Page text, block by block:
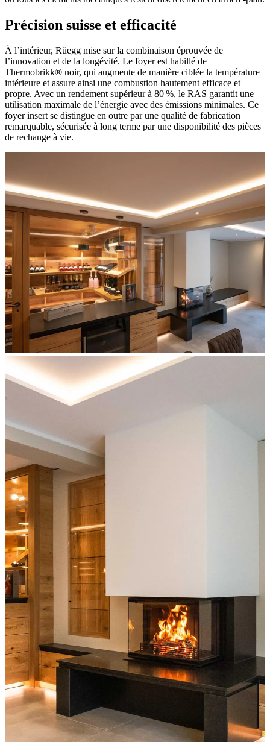
Précision suisse et efficacité
À l’intérieur, Rüegg mise sur la combinaison éprouvée de
l’innovation et de la longévité. Le foyer est habillé de
Thermobrikk® noir, qui augmente de manière ciblée la température
intérieure et assure ainsi une combustion hautement efficace et
propre. Avec un rendement supérieur à 80 %, le RAS garantit une
utilisation maximale de l’énergie avec des émissions minimales. Ce
foyer insert se distingue en outre par une qualité de fabrication
remarquable, sécurisée à long terme par une disponibilité des pièces
de rechange à vie.